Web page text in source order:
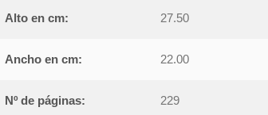
Alto en cm: 27.50
Ancho en cm: 22.00
Nº de páginas: 229